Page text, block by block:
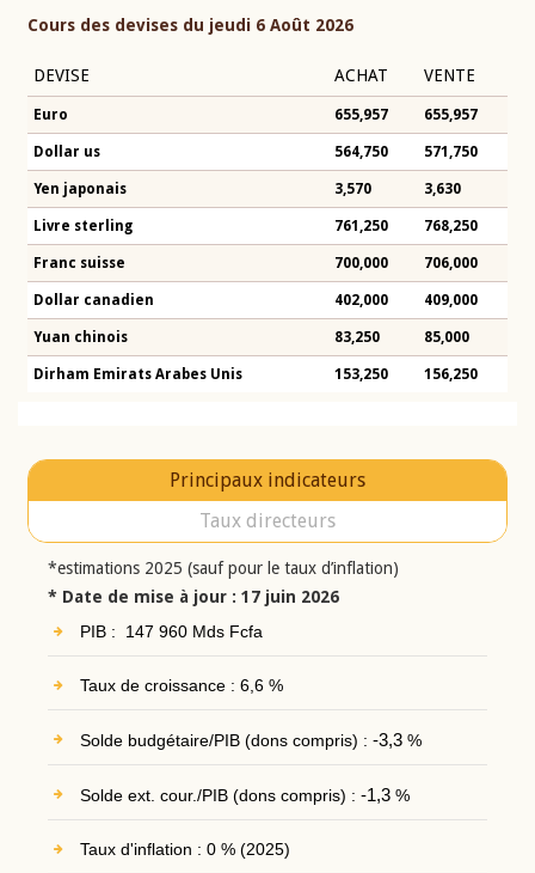
Cours des devises du jeudi 6 Août 2026
DEVISE ACHAT VENTE
Euro 655,957 655,957
Dollar us 564,750 571,750
Yen japonais 3,570 3,630
Livre sterling 761,250 768,250
Franc suisse 700,000 706,000
Dollar canadien 402,000 409,000
Yuan chinois 83,250 85,000
Dirham Emirats Arabes Unis 153,250 156,250
Principaux indicateurs
Taux directeurs
*estimations 2025 (sauf pour le taux d’inflation)
* Date de mise à jour : 17 juin 2026
PIB : 147 960 Mds Fcfa
Taux de croissance : 6,6 %
Solde budgétaire/PIB (dons compris) : -3,3%
Solde ext. cour./PIB (dons compris) : -1,3%
Taux d'inflation : 0 % (2025)